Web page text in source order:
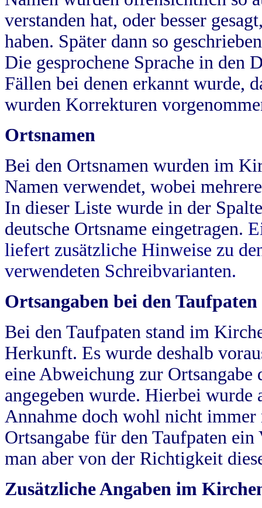
verstanden hat, oder besser
haben. Später dann so
Die gesprochene Sprache in
Fällen bei denen erkannt wurde,
wurden Korrekturen
Ortsnamen
Bei den Ortsnamen wurden im
Namen verwendet, wobei
In dieser Liste wurde in der
deutsche Ortsname eingetragen.
liefert zusätzliche Hinweise zu
verwendeten Schreibvarianten.
Ortsangaben bei den Taufpaten
Bei den Taufpaten stand im
Herkunft. Es wurde deshalb
eine Abweichung zur
angegeben wurde. Hierbei wurde
Annahme doch wohl nicht
Ortsangabe für den Taufpaten
man aber von der Richtigkeit
Zusätzliche Angaben im